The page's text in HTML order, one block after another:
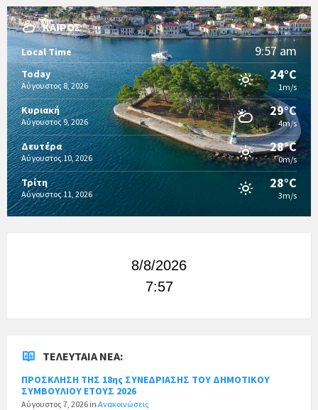
ΚΑΙΡΌΣ
Local Time 9:57 am
Today
Αύγουστος 8, 2026
24°C
1m/s
Κυριακή
Αύγουστος 9, 2026
29°C
4m/s
Δευτέρα
Αύγουστος 10, 2026
28°C
0m/s
Τρίτη
Αύγουστος 11, 2026
28°C
3m/s
8/8/2026
7:57
ΤΕΛΕΥΤΑΊΑ ΝΈΑ:
ΠΡΟΣΚΛΗΣΗ ΤΗΣ 18ης ΣΥΝΕΔΡΙΑΣΗΣ ΤΟΥ ΔΗΜΟΤΙΚΟΥ
ΣΥΜΒΟΥΛΙΟΥ ΕΤΟΥΣ 2026
Αύγουστος 7, 2026 in Ανακοινώσεις